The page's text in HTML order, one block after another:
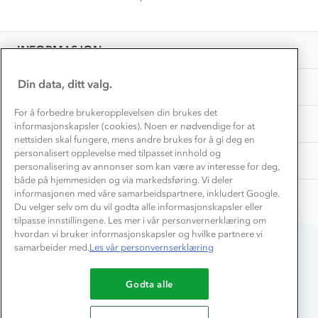
INFORMASJON
Presse
OM OSS
Samarbeide med oss?
TIPS OG RÅD
Store størrelser
Turmat oppskrifter
Beredskap
AKTIVITETER
Få turinspirasjon og tips her⛰
Overnatte utendørs⛺
Leirskole 🥾
Barnehageansatt
Tips til hyttetur
Du betaler enkelt med
Din data, ditt valg.
For å forbedre brukeropplevelsen din brukes det
informasjonskapsler (cookies). Noen er nødvendige for at
nettsiden skal fungere, mens andre brukes for å gi deg en
personalisert opplevelse med tilpasset innhold og
personalisering av annonser som kan være av interesse for deg,
både på hjemmesiden og via markedsføring. Vi deler
informasjonen med våre samarbeidspartnere, inkludert Google.
Du velger selv om du vil godta alle informasjonskapsler eller
tilpasse innstillingene. Les mer i vår personvernerklæring om
hvordan vi bruker informasjonskapsler og hvilke partnere vi
samarbeider med.Les vår personvernserklæring
Godta alle